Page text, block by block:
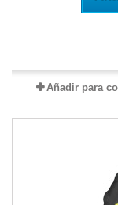
Añadir para